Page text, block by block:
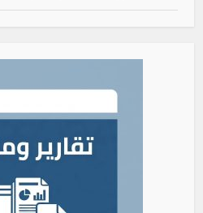
metabox.